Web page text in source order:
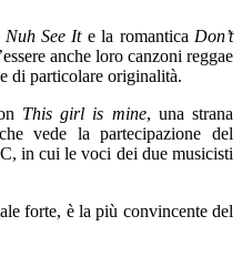
Nuh See Ite la romantica Don’t
anche loro canzoni reggae
di particolare originalità.
This girl is mine, una strana
vede la partecipazione del
in cui le voci dei due musicisti
forte, è la più convincente del